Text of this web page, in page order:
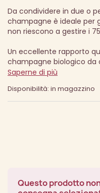
Da condividere in due o
champagne è ideale per
non riescono a gestire i
Un eccellente rapporto
champagne biologico da
Saperne di più
Disponibilità: in magazzino
Questo prodotto